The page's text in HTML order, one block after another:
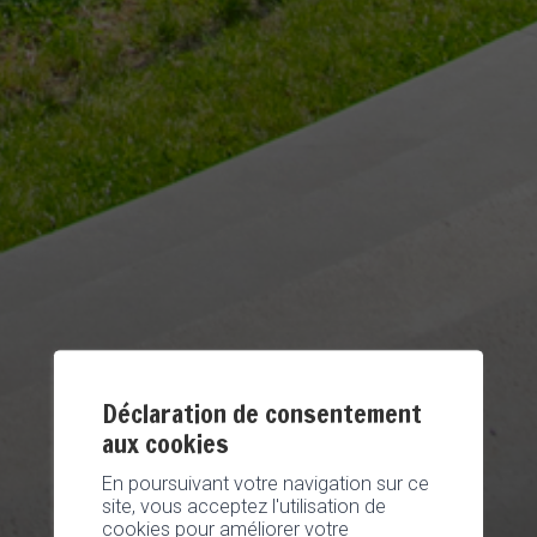
Déclaration de consentement
aux cookies
En poursuivant votre navigation sur ce
site, vous acceptez l'utilisation de
cookies pour améliorer votre